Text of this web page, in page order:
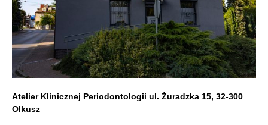
Atelier Klinicznej Periodontologii ul. Żuradzka 15, 32-300
Olkusz